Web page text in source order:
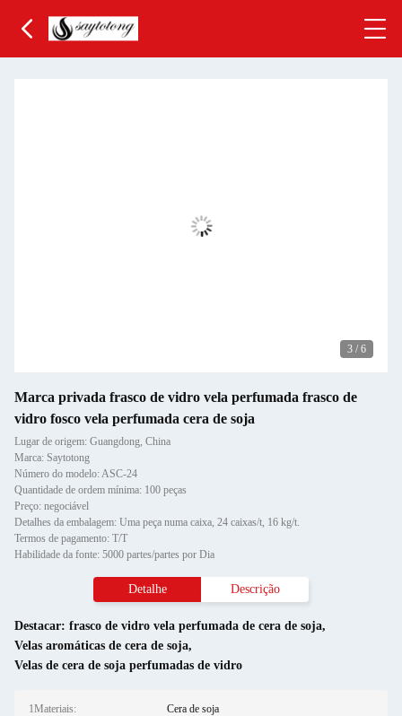
3 / 6
Marca privada frasco de vidro vela perfumada frasco de
vidro fosco vela perfumada cera de soja
Lugar de origem: Guangdong, China
Marca: Saytotong
Número do modelo: ASC-24
Quantidade de ordem mínima: 100 peças
Preço: negociável
Detalhes da embalagem: Uma peça numa caixa, 24 caixas/t, 16 kg/t.
Termos de pagamento: T/T
Habilidade da fonte: 5000 partes/partes por Dia
Detalhe Descrição
Destacar: frasco de vidro vela perfumada de cera de soja,
Velas aromáticas de cera de soja,
Velas de cera de soja perfumadas de vidro
1Materiais: Cera de soja